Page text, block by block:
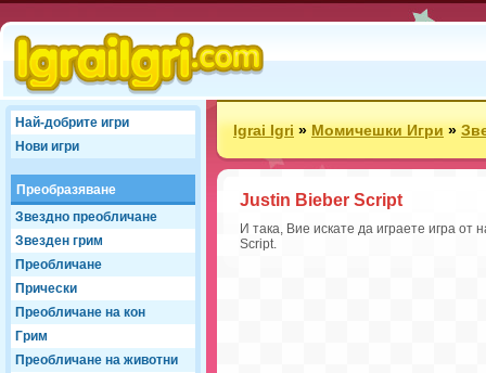
Най-добрите игри
Нови игри
Преобразяване
Звездно преобличане
Звезден грим
Преобличане
Прически
Преобличане на кон
Грим
Преобличане на животни
Igrai Igri»Момичешки Игри»
Justin Bieber Script
И така, Вие искате да играете игра
Script.